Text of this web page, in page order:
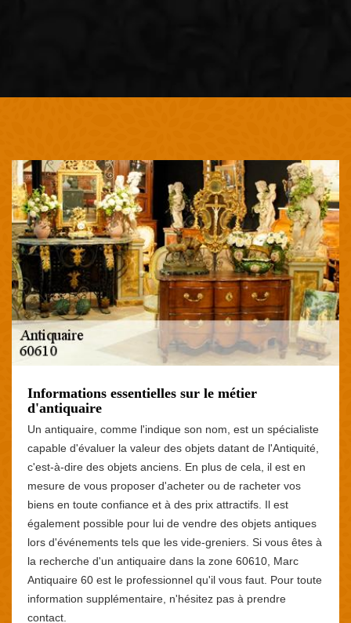
Informations essentielles sur le métier
d'antiquaire
Un antiquaire, comme l'indique son nom, est un spécialiste
capable d'évaluer la valeur des objets datant de l'Antiquité,
c'est-à-dire des objets anciens. En plus de cela, il est en
mesure de vous proposer d'acheter ou de racheter vos
biens en toute confiance et à des prix attractifs. Il est
également possible pour lui de vendre des objets antiques
lors d'événements tels que les vide-greniers. Si vous êtes à
la recherche d'un antiquaire dans la zone 60610, Marc
Antiquaire 60 est le professionnel qu'il vous faut. Pour toute
information supplémentaire, n'hésitez pas à prendre
contact.